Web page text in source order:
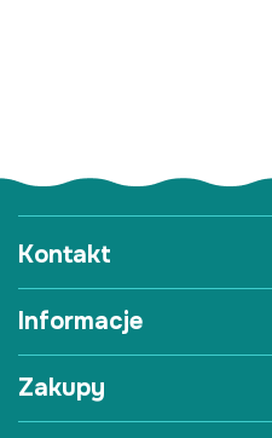
Kontakt
Informacje
Zakupy